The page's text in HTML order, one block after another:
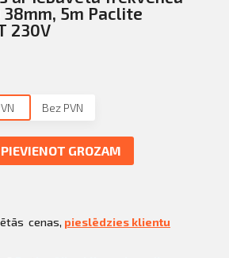
5m Paclite
230V
Bez PVN
PIEVIENOT GROZAM
cenas, pieslēdzies klientu